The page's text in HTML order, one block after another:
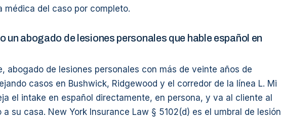
médica del caso por completo.
un abogado de lesiones personales que hable español en
abogado de lesiones personales con más de veinte años de
casos en Bushwick, Ridgewood y el corredor de la línea L. Mi
el intake en español directamente, en persona, y va al cliente al
su casa. New York Insurance Law § 5102(d) es el umbral de lesión